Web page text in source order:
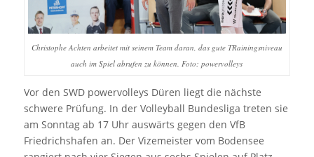
Christophe Achten arbeitet mit seinem Team daran, das gute TRainingsniveau
auch im Spiel abrufen zu können. Foto: powervolleys
Vor den SWD powervolleys Düren liegt die nächste
schwere Prüfung. In der Volleyball Bundesliga treten sie
am Sonntag ab 17 Uhr auswärts gegen den VfB
Friedrichshafen an. Der Vizemeister vom Bodensee